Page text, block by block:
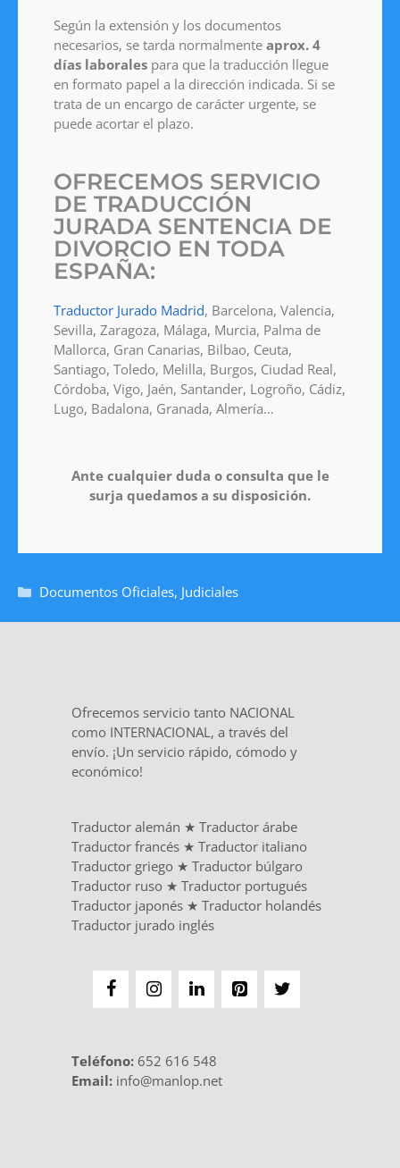
Según la extensión y los documentos
necesarios, se tarda normalmente aprox. 4
días laborales para que la traducción llegue
en formato papel a la dirección indicada. Si se
trata de un encargo de carácter urgente, se
puede acortar el plazo.
OFRECEMOS SERVICIO
DE TRADUCCIÓN
JURADA SENTENCIA DE
DIVORCIO EN TODA
ESPAÑA:
Traductor Jurado Madrid, Barcelona, Valencia,
Sevilla, Zaragoza, Málaga, Murcia, Palma de
Mallorca, Gran Canarias, Bilbao, Ceuta,
Santiago, Toledo, Melilla, Burgos, Ciudad Real,
Córdoba, Vigo, Jaén, Santander, Logroño, Cádiz,
Lugo, Badalona, Granada, Almería…
Ante cualquier duda o consulta que le
surja quedamos a su disposición.
Documentos Oficiales, Judiciales
Ofrecemos servicio tanto NACIONAL
como INTERNACIONAL, a través del
envío. ¡Un servicio rápido, cómodo y
económico!
Traductor alemán ★ Traductor árabe
Traductor francés ★ Traductor italiano
Traductor griego ★ Traductor búlgaro
Traductor ruso ★ Traductor portugués
Traductor japonés ★ Traductor holandés
Traductor jurado inglés
Teléfono: 652 616 548
Email: info@manlop.net